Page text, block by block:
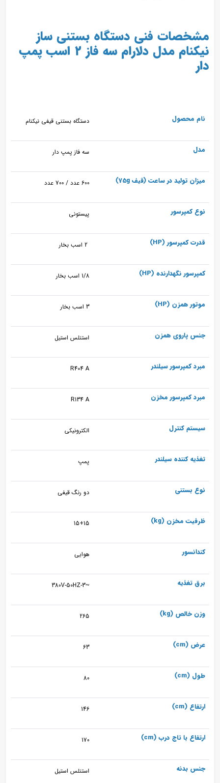
مشخصات فنی دستگاه بستنی ساز
نیکنام مدل دلارام سه فاز 2 اسب پمپ
دار
نام محصول دستگاه بستنی قیفی نیکنام
مدل سه فاز پمپ دار
میزان تولید در ساعت (قیف 75g) 600 عدد / 700 عدد
نوع کمپرسور پیستونی
قدرت کمپرسور (HP)
کمپرسور نگهدارنده (HP) 1/8 اسب بخار
موتور همزن (HP) 3 اسب بخار
جنس پاروی همزن استنلس استیل
مبرد کمپرسور سیلندر R404 A
مبرد کمپرسور مخزن R134 A
سیستم کنترل الکترونیکی
تغذیه کننده سیلندر پمپ
نوع بستنی دو رنگ قیفی
ظرفیت مخزن (kg) 15+15
کندانسور هوایی
برق تغذیه ~380V-50HZ-3
وزن خالص (kg) 265
عرض (cm) 63
طول (cm) 80
ارتفاع (cm) 146
ارتفاع با تاج درب (cm) 170
جنس بدنه استنلس استیل